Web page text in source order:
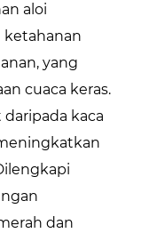
aloi
yang
cuaca keras.
kaca
dan